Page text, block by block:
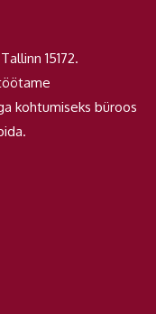
15172.
kohtumiseks büroos